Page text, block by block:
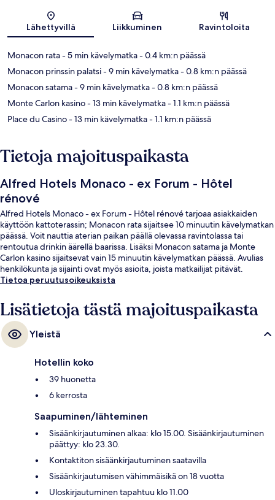
Lähettyvillä Liikkuminen Ravintoloita
Monacon rata- 5 min kävelymatka- 0.4 km:n päässä
Monacon prinssin palatsi- 9 min kävelymatka- 0.8 km:n päässä
Monacon satama- 9 min kävelymatka- 0.8 km:n päässä
Monte Carlon kasino- 13 min kävelymatka- 1.1 km:n päässä
Place du Casino- 13 min kävelymatka- 1.1 km:n päässä
Tietoja majoituspaikasta
Alfred Hotels Monaco - ex Forum - Hôtel
rénové
Alfred Hotels Monaco - ex Forum - Hôtel rénové tarjoaa asiakkaiden
käyttöön kattoterassin; Monacon rata sijaitsee 10 minuutin kävelymatkan
päässä. Voit nauttia aterian paikan päällä olevassa ravintolassa tai
rentoutua drinkin äärellä baarissa. Lisäksi Monacon satama ja Monte
Carlon kasino sijaitsevat vain 15 minuutin kävelymatkan päässä. Avulias
henkilökunta ja sijainti ovat myös asioita, joista matkailijat pitävät.
Tietoa peruutusoikeuksista
Lisätietoja tästä majoituspaikasta
Yleistä
Hotellin koko
39 huonetta
6 kerrosta
Saapuminen/lähteminen
Sisäänkirjautuminen alkaa: klo 15.00. Sisäänkirjautuminen
päättyy: klo 23.30.
Kontaktiton sisäänkirjautuminen saatavilla
Sisäänkirjautumisen vähimmäisikä on 18 vuotta
Uloskirjautuminen tapahtuu klo 11.00